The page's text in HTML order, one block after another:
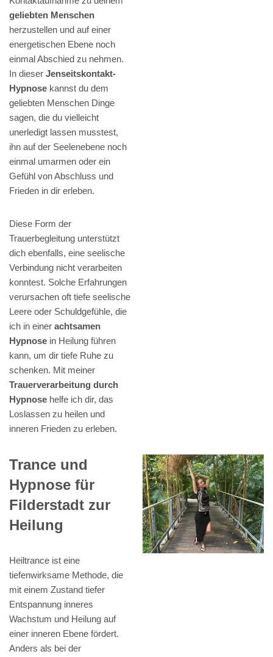
geliebten Menschen
herzustellen und auf einer
energetischen Ebene noch
einmal Abschied zu nehmen.
In dieser Jenseitskontakt-
Hypnose kannst du dem
geliebten Menschen Dinge
sagen, die du vielleicht
unerledigt lassen musstest,
ihn auf der Seelenebene noch
einmal umarmen oder ein
Gefühl von Abschluss und
Frieden in dir erleben.
Diese Form der
Trauerbegleitung unterstützt
dich ebenfalls, eine seelische
Verbindung nicht verarbeiten
konntest. Solche Erfahrungen
verursachen oft tiefe seelische
Leere oder Schuldgefühle, die
ich in einer achtsamen
Hypnose in Heilung führen
kann, um dir tiefe Ruhe zu
schenken. Mit meiner
Trauerverarbeitung durch
Hypnose helfe ich dir, das
Loslassen zu heilen und
inneren Frieden zu erleben.
Trance und
Hypnose für
Filderstadt zur
Heilung
Heiltrance ist eine
tiefenwirksame Methode, die
mit einem Zustand tiefer
Entspannung inneres
Wachstum und Heilung auf
einer inneren Ebene fördert.
Anders als bei der